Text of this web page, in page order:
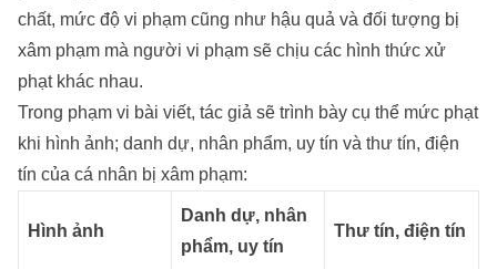
chất, mức độ vi phạm cũng như hậu quả và đối tượng bị
xâm phạm mà người vi phạm sẽ chịu các hình thức xử
phạt khác nhau.
Trong phạm vi bài viết, tác giả sẽ trình bày cụ thể mức phạt
khi hình ảnh; danh dự, nhân phẩm, uy tín và thư tín, điện
tín của cá nhân bị xâm phạm:
Hình ảnh
Danh dự, nhân
phẩm, uy tín
Thư tín, điện tín